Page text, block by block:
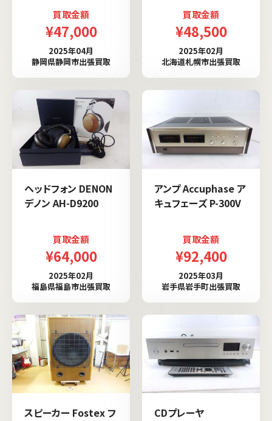
買取金額
¥47,000
2025年04月
静岡県静岡市出張買取
買取金額
¥48,500
2025年02月
北海道札幌市出張買取
ヘッドフォン DENON
デノン AH-D9200
買取金額
¥64,000
2025年02月
福島県福島市出張買取
アンプ Accuphase ア
キュフェーズ P-300V
買取金額
¥92,400
2025年03月
岩手県岩手町出張買取
スピーカー Fostex フ
CDプレーヤ